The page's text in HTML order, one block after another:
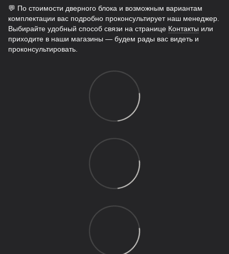
💬 По стоимости дверного блока и возможным вариантам
комплектации вас подробно проконсультирует наш менеджер.
Выбирайте удобный способ связи на странице Контакты или
приходите в наши магазины — будем рады вас видеть и
проконсультировать.